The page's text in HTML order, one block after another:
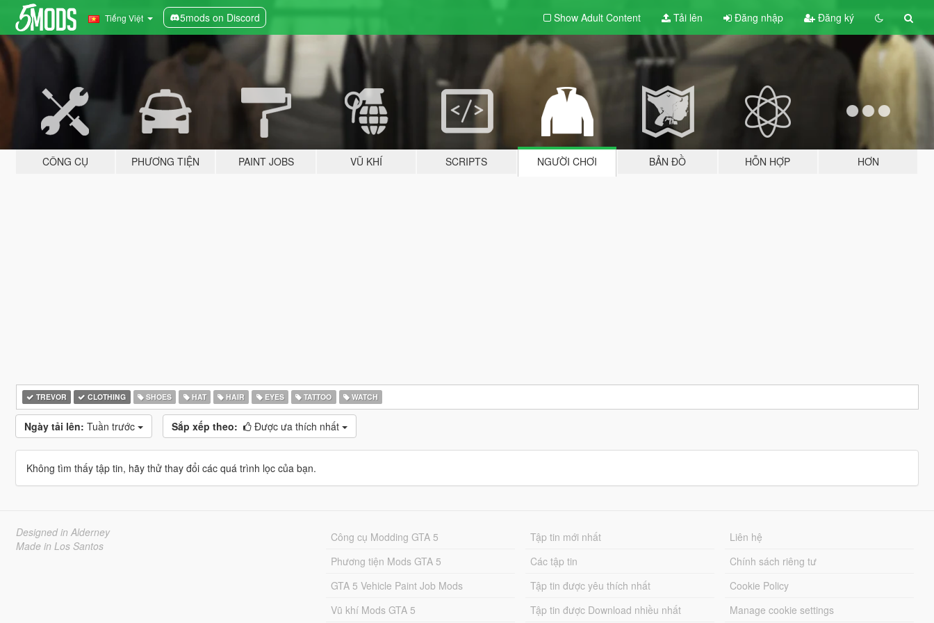
Tiếng Việt 5mods on Discord Show Adult Content Tải lên Đăng nhập Đăng ký
CÔNG CỤ PHƯƠNG TIỆN PAINT JOBS VŨ KHÍ SCRIPTS NGƯỜI CHƠI BẢN ĐỒ HỖN HỢP HƠN
TREVOR CLOTHING SHOES HAT HAIR EYES TATTOO WATCH
Ngày tải lên: Tuần trước Sắp xếp theo: Được ưa thích nhất
Không tìm thấy tập tin, hãy thử thay đổi các quá trình lọc của bạn.
Designed in Alderney
Made in Los Santos
Công cụ Modding GTA 5
Phương tiện Mods GTA 5
GTA 5 Vehicle Paint Job Mods
Vũ khí Mods GTA 5
Tập tin mới nhất
Các tập tin
Tập tin được yêu thích nhất
Tập tin được Download nhiều nhất
Liên hệ
Chính sách riêng tư
Cookie Policy
Manage cookie settings